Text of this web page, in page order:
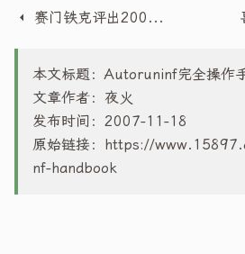
赛门铁克评出2007年十大互联网安全事件
本文标题：Autoruninf完全操作
文章作者：夜火
发布时间：2007-11-18
原始链接： https://
nf-handbook